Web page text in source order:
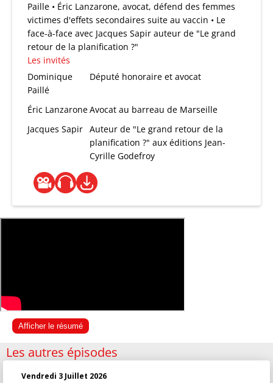
Paille • Éric Lanzarone, avocat, défend des femmes
victimes d'effets secondaires suite au vaccin • Le
face-à-face avec Jacques Sapir auteur de "Le grand
retour de la planification ?"
Les invités
Dominique
Paillé
Député honoraire et avocat
Éric LanzaroneAvocat au barreau de Marseille
Jacques Sapir Auteur de "Le grand retour de la
planification ?" aux éditions Jean-
Cyrille Godefroy
Afficher le résumé
Les autres épisodes
Vendredi 3 Juillet 2026